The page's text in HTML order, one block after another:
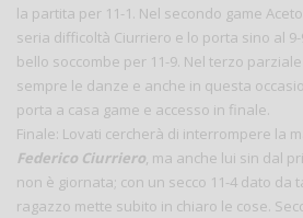
la partita per 11-1. Nel secondo game
seria difficoltà Ciurriero e lo porta sino al
bello soccombe per 11-9. Nel terzo
sempre le danze e anche in questa
porta a casa game e accesso in finale.
Finale: Lovati cercherà di interrompere la
Federico Ciurriero, ma anche lui sin dal
non è giornata; con un secco 11-4 dato da
ragazzo mette subito in chiaro le cose.